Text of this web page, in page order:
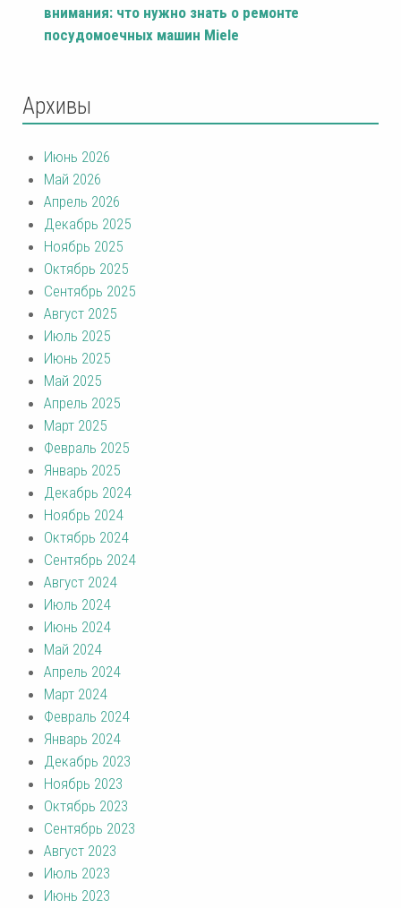
внимания: что нужно знать о ремонте
посудомоечных машин Miele
Архивы
Июнь 2026
Май 2026
Апрель 2026
Декабрь 2025
Ноябрь 2025
Октябрь 2025
Сентябрь 2025
Август 2025
Июль 2025
Июнь 2025
Май 2025
Апрель 2025
Март 2025
Февраль 2025
Январь 2025
Декабрь 2024
Ноябрь 2024
Октябрь 2024
Сентябрь 2024
Август 2024
Июль 2024
Июнь 2024
Май 2024
Апрель 2024
Март 2024
Февраль 2024
Январь 2024
Декабрь 2023
Ноябрь 2023
Октябрь 2023
Сентябрь 2023
Август 2023
Июль 2023
Июнь 2023